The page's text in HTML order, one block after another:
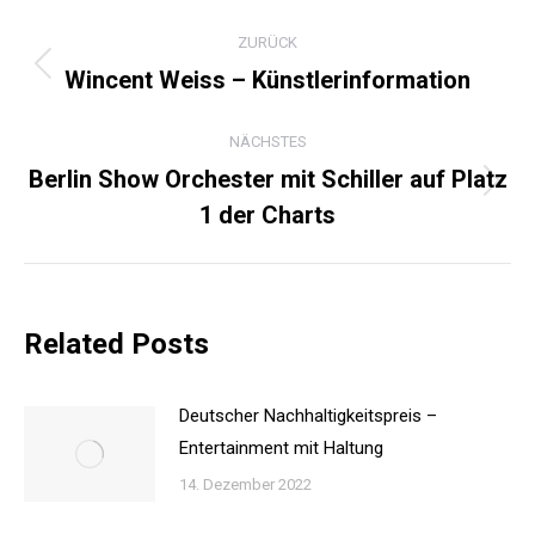
ZURÜCK
Vorheriger
Wincent Weiss – Künstlerinformation
NÄCHSTES
Beitrag:
Berlin Show Orchester mit Schiller auf Platz
1 der Charts
Related Posts
Deutscher Nachhaltigkeitspreis –
Entertainment mit Haltung
14. Dezember 2022